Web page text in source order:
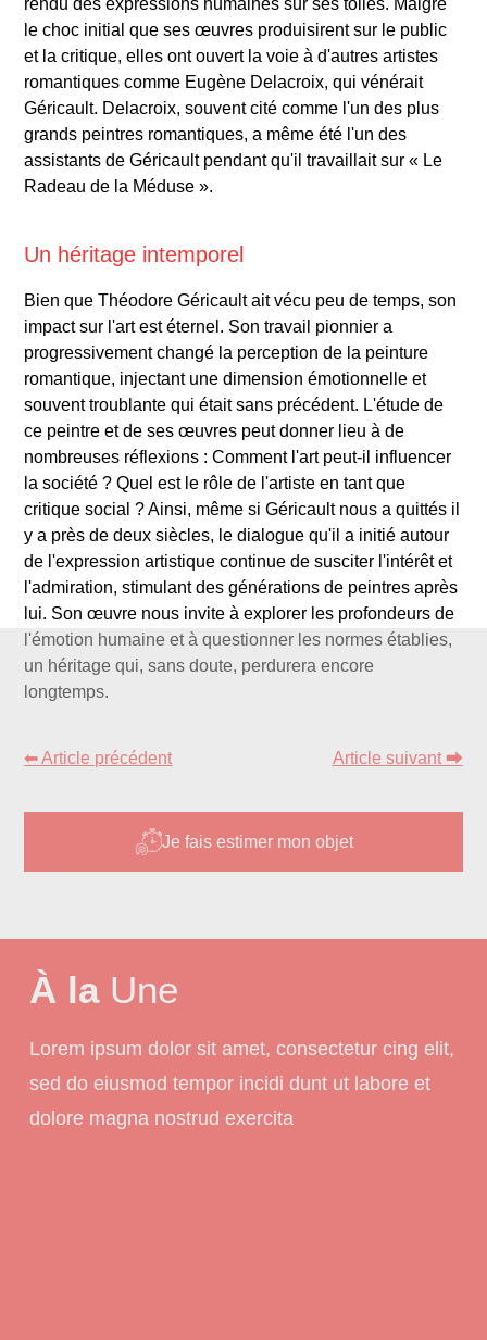
le choc initial que ses œuvres produisirent sur le public
et la critique, elles ont ouvert la voie à d'autres artistes
romantiques comme Eugène Delacroix, qui vénérait
Géricault. Delacroix, souvent cité comme l'un des plus
grands peintres romantiques, a même été l'un des
assistants de Géricault pendant qu'il travaillait sur « Le
Radeau de la Méduse ».
Un héritage intemporel
Bien que Théodore Géricault ait vécu peu de temps, son
impact sur l'art est éternel. Son travail pionnier a
progressivement changé la perception de la peinture
romantique, injectant une dimension émotionnelle et
souvent troublante qui était sans précédent. L'étude de
ce peintre et de ses œuvres peut donner lieu à de
nombreuses réflexions : Comment l'art peut-il influencer
la société ? Quel est le rôle de l'artiste en tant que
critique social ? Ainsi, même si Géricault nous a quittés il
y a près de deux siècles, le dialogue qu'il a initié autour
de l'expression artistique continue de susciter l'intérêt et
l'admiration, stimulant des générations de peintres après
lui. Son œuvre nous invite à explorer les profondeurs de
l'émotion humaine et à questionner les normes établies,
un héritage qui, sans doute, perdurera encore
longtemps.
⬅ Article précédent Article suivant ⮕
Je fais estimer mon objet
À laUne
Lorem ipsum dolor sit amet, consectetur cing elit,
sed do eiusmod tempor incidi dunt ut labore et
dolore magna nostrud exercita